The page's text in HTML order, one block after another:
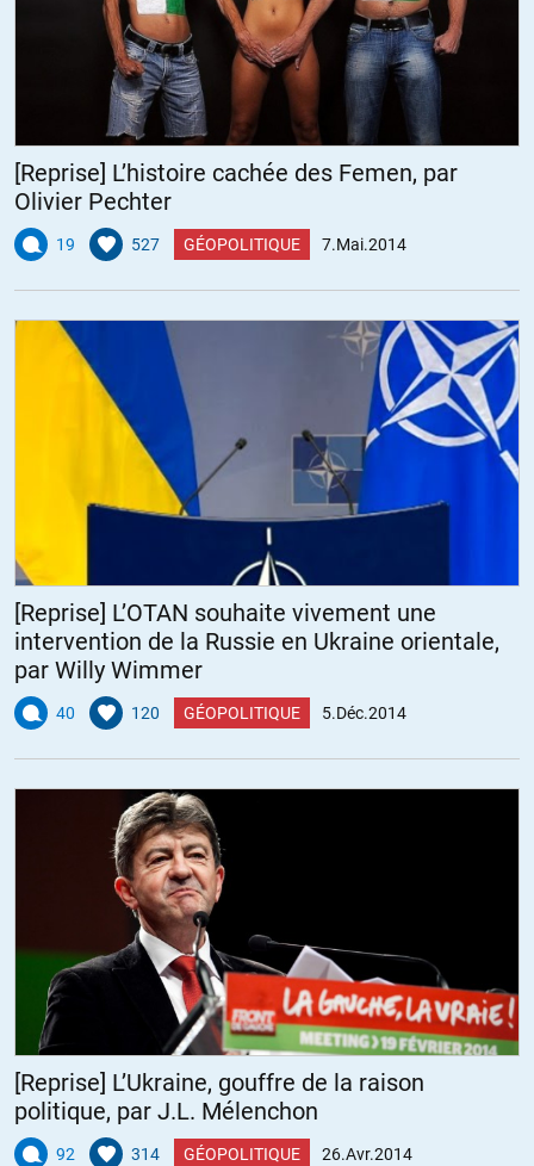
[Reprise] L’histoire cachée des Femen, par
Olivier Pechter
19 527 GÉOPOLITIQUE 7.Mai.2014
[Reprise] L’OTAN souhaite vivement une
intervention de la Russie en Ukraine orientale,
par Willy Wimmer
40 120 GÉOPOLITIQUE 5.Déc.2014
[Reprise] L’Ukraine, gouffre de la raison
politique, par J.L. Mélenchon
92 314 GÉOPOLITIQUE 26.Avr.2014